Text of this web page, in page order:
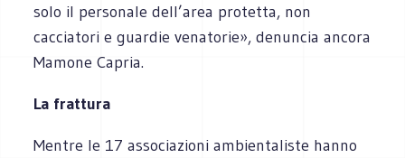
solo il personale dell’area protetta, non
cacciatori e guardie venatorie», denuncia ancora
Mamone Capria.
La frattura
Mentre le 17 associazioni ambientaliste hanno